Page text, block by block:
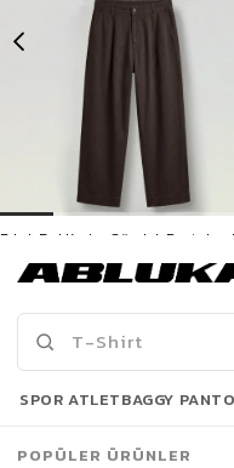
2.599,90 TL
İNDİRİM
Son Bakılanlar
SPOR ATLETBAGGY
POPÜLER ÜRÜNLER